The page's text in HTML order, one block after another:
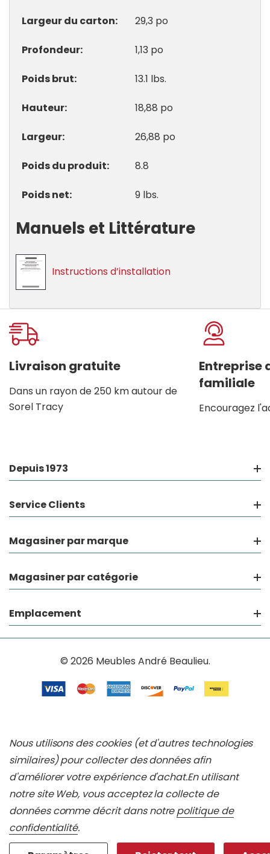
Largeur du carton 29,3 po
Profondeur 1,13 po
Poids brut 13.1 lbs.
Hauteur 18,88 po
Largeur 26,88 po
Poids du produit 8.8
Poids net 9 lbs.
Manuels et Littérature
Instructions d’installation
Onglet
personnalisé
Livraison gratuite
Dans un rayon de 250 km autour de
Sorel Tracy
Entreprise
familiale
Encouragez
Depuis 1973
Service Clients
Magasiner par marque
Magasiner par catégorie
Emplacement
© 2026 Meubles André Beaulieu.
Nous utilisons des cookies (et d'autres technologies
similaires) pour collecter des données afin
d'améliorer votre expérience d'achat.En utilisant
notre site Web, vous acceptez la collecte de
données comme décrit dans notrepolitique de
confidentialité.